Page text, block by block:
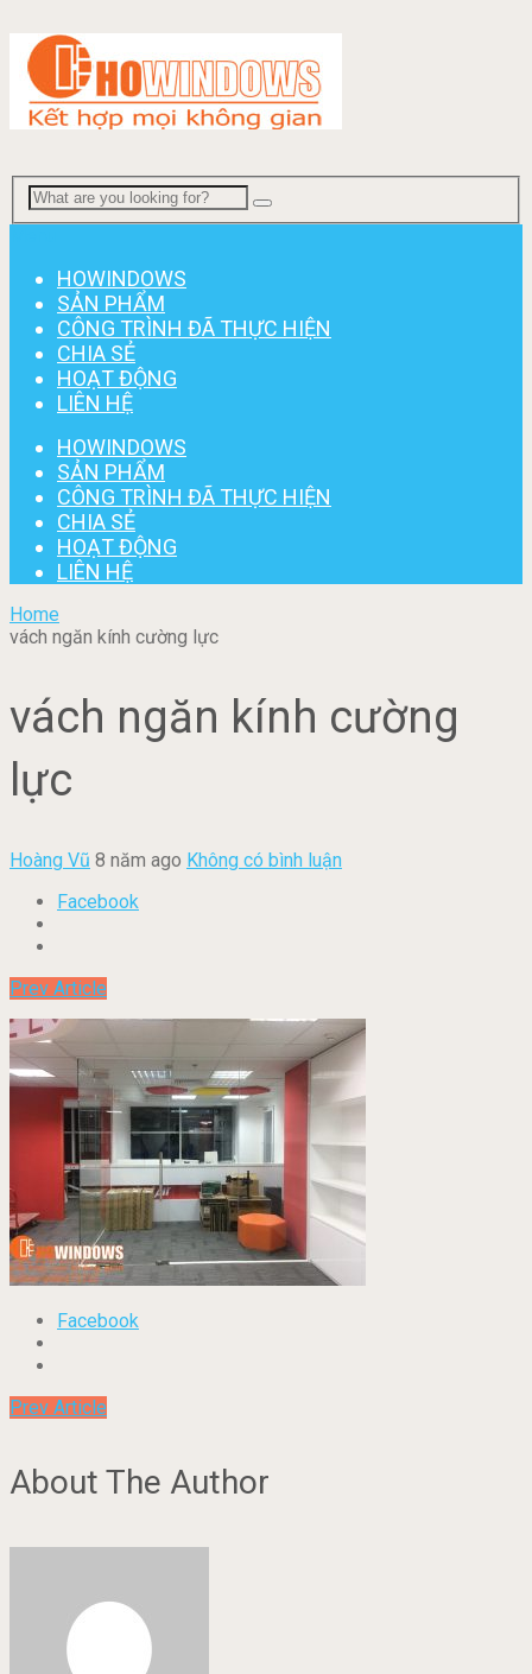
HOWINDOWS
SẢN PHẨM
CÔNG TRÌNH ĐÃ THỰC HIỆN
CHIA SẺ
HOẠT ĐỘNG
LIÊN HỆ
HOWINDOWS
SẢN PHẨM
CÔNG TRÌNH ĐÃ THỰC HIỆN
CHIA SẺ
HOẠT ĐỘNG
LIÊN HỆ
Home
vách ngăn kính cường lực
vách ngăn kính cường
lực
Hoàng Vũ 8 năm ago Không có bình luận
Facebook
Prev Article
Facebook
Prev Article
About The Author